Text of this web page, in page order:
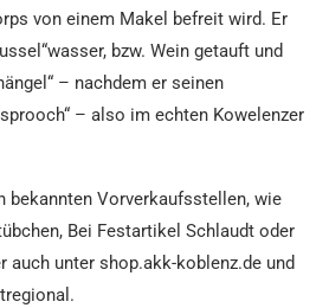
von einem Makel befreit wird. Er
bzw. Wein getauft und
– nachdem er seinen
– also im echten Kowelenzer
bekannten Vorverkaufsstellen, wie
Bei Festartikel Schlaudt oder
auch unter shop.akk-koblenz.de und